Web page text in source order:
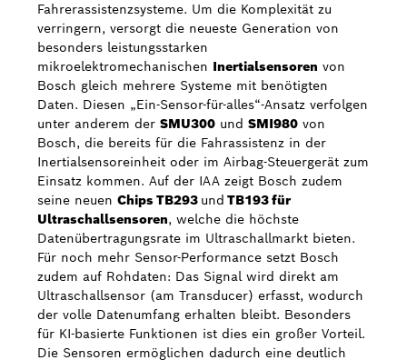
Fahrerassistenzsysteme. Um die Komplexität zu
verringern, versorgt die neueste Generation von
besonders leistungsstarken
mikroelektromechanischen Inertialsensoren von
Bosch gleich mehrere Systeme mit benötigten
Daten. Diesen „Ein-Sensor-für-alles“-Ansatz verfolgen
unter anderem der SMU300 und SMI980 von
Bosch, die bereits für die Fahrassistenz in der
Inertialsensoreinheit oder im Airbag-Steuergerät zum
Einsatz kommen. Auf der IAA zeigt Bosch zudem
seine neuen Chips TB293 und TB193 für
Ultraschallsensoren, welche die höchste
Datenübertragungsrate im Ultraschallmarkt bieten.
Für noch mehr Sensor-Performance setzt Bosch
zudem auf Rohdaten: Das Signal wird direkt am
Ultraschallsensor (am Transducer) erfasst, wodurch
der volle Datenumfang erhalten bleibt. Besonders
für KI-basierte Funktionen ist dies ein großer Vorteil.
Die Sensoren ermöglichen dadurch eine deutlich